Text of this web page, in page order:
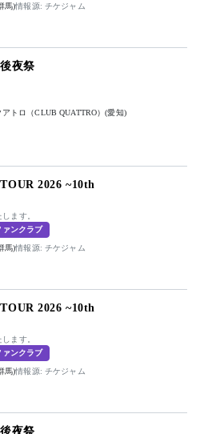
馬)情報源: チケジャム
夜祭
トロ（CLUB QUATTRO）(愛知)
2026 ~10th
ます。
ァンクラブ
馬)情報源: チケジャム
2026 ~10th
ます。
ァンクラブ
馬)情報源: チケジャム
夜祭